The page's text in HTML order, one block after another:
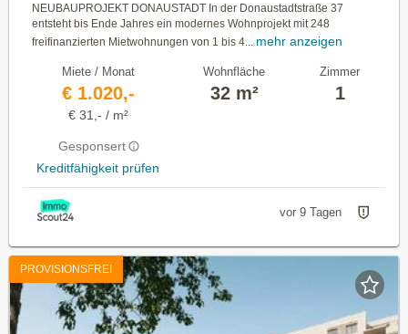
NEUBAUPROJEKT DONAUSTADT In der Donaustadtstraße 37
entsteht bis Ende Jahres ein modernes Wohnprojekt mit 248
freifinanzierten Mietwohnungen von 1 bis 4... mehr anzeigen
Miete / Monat
€ 1.020,-
€ 31,- / m²
Gesponsert
Kreditfähigkeit prüfen
Wohnfläche
32 m²
Zimmer
1
vor 9 Tagen
PROVISIONSFREI